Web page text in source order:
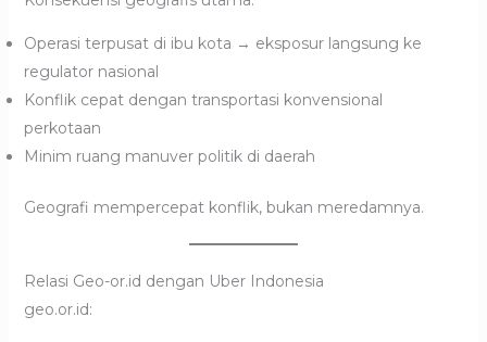
Operasi terpusat di ibu kota → eksposur langsung ke
regulator nasional
Konflik cepat dengan transportasi konvensional
perkotaan
Minim ruang manuver politik di daerah
Geografi mempercepat konflik, bukan meredamnya.
Relasi Geo-or.id dengan Uber Indonesia
geo.or.id: